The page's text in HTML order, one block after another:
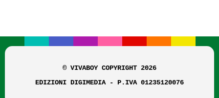
© VIVABOY COPYRIGHT 2026
EDIZIONI DIGIMEDIA - P.IVA 01235120076